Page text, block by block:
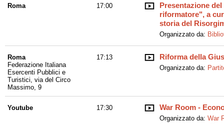
Roma 17:00
Presentazione
riformatore", a
storia del
Organizzato da:
Roma
Federazione Italiana
Esercenti Pubblici e
Turistici, via del Circo
Massimo, 9
17:13 Riforma della
Organizzato da:
Youtube 17:30 War Room -
Organizzato da: War